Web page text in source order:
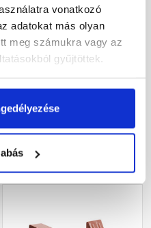
vonatkozó
adatokat más olyan
meg számukra vagy az
gyűjtöttek.
Fém hófogó Twist
cseréphez antracit
Rendelésre
530 Ft/ db